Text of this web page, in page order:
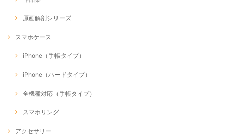
原画解剖シリーズ
スマホケース
iPhone（手帳タイプ）
iPhone（ハードタイプ）
全機種対応（手帳タイプ）
スマホリング
アクセサリー